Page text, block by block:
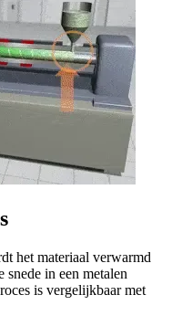
het materiaal verwarmd
snede in een metalen
is vergelijkbaar met